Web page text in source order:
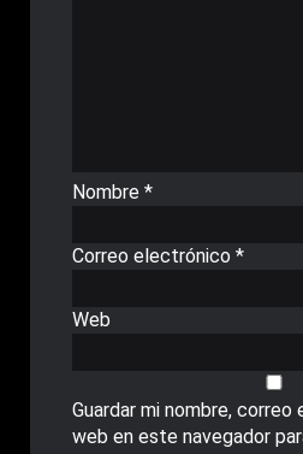
Nombre *
Correo electrónico *
Web
Guardar mi nombre,
web en este navegador